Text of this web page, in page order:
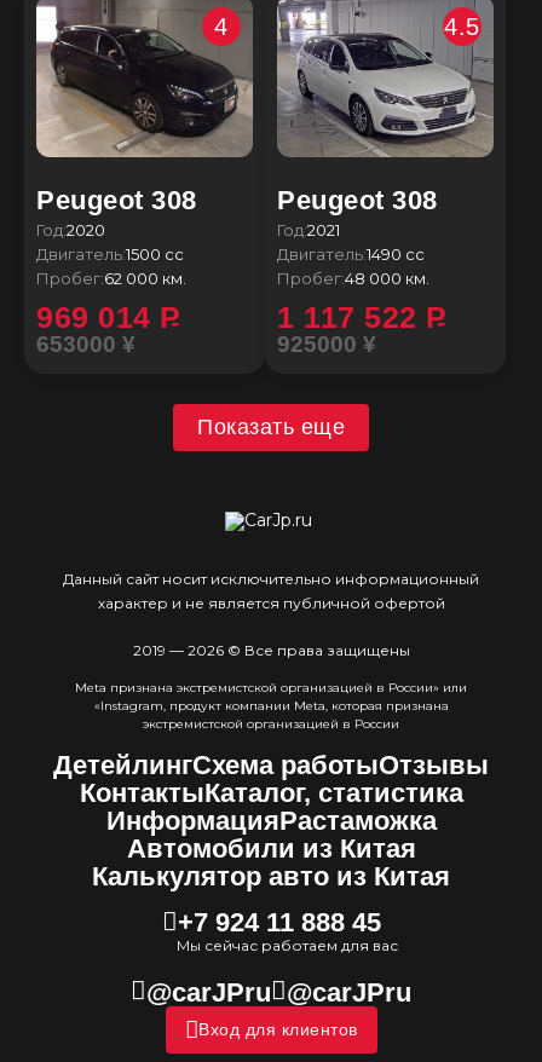
Peugeot 308
4
Год:2020
Двигатель:1500 сс
Пробег:62 000 км.
969 014 P
653000 ¥
Peugeot 308
4.5
Год:2021
Двигатель:1490 сс
Пробег:48 000 км.
1 117 522 P
925000 ¥
Показать еще
Данный сайт носит исключительно информационный
характер и не является публичной офертой
2019 — 2026 © Все права защищены
Meta признана экстремистcкой организацией в России» или
«Instagram, продукт компании Meta, которая признана
экстремистской организацией в России
ДетейлингСхема работыОтзывы
КонтактыКаталог, статистика
ИнформацияРастаможка
Автомобили из Китая
Калькулятор авто из Китая
+7 924 11 888 45
Мы сейчас работаем для вас
@carJPru @carJPru
Вход для клиентов